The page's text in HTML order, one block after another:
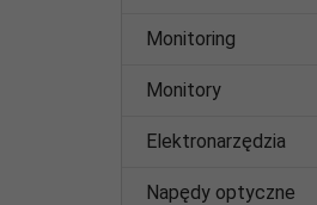
Monitoring
Monitory
Elektronarzędzia
Napędy optyczne